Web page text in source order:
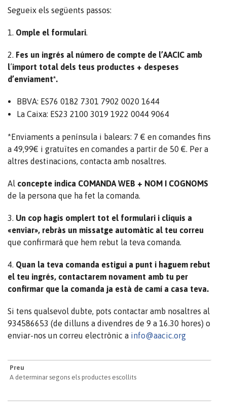
Segueix els següents passos:
1. Omple el formulari.
2. Fes un ingrés al número de compte de l’AACIC amb
l’import total dels teus productes + despeses
d’enviament*.
BBVA: ES76 0182 7301 7902 0020 1644
La Caixa: ES23 2100 3019 1922 0044 9064
*Enviaments a península i balears: 7 € en comandes fins
a 49,99€ i gratuïtes en comandes a partir de 50 €. Per a
altres destinacions, contacta amb nosaltres.
Al concepte indica COMANDA WEB + NOM I COGNOMS
de la persona que ha fet la comanda.
3. Un cop hagis omplert tot el formulari i cliquis a
«enviar», rebràs un missatge automàtic al teu correu
que confirmarà que hem rebut la teva comanda.
4. Quan la teva comanda estigui a punt i haguem rebut
el teu ingrés, contactarem novament amb tu per
confirmar que la comanda ja està de camí a casa teva.
Si tens qualsevol dubte, pots contactar amb nosaltres al
934586653 (de dilluns a divendres de 9 a 16.30 hores) o
enviar-nos un correu electrònic a info@aacic.org
Preu
A determinar segons els productes escollits